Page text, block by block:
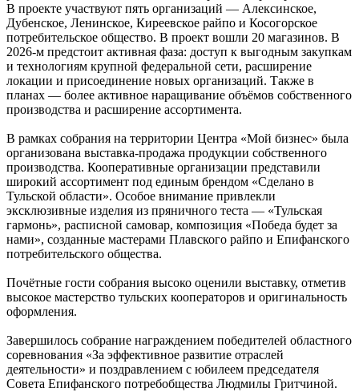
В проекте участвуют пять организаций — Алексинское,
Дубенское, Ленинское, Киреевское райпо и Косогорское
потребительское общество. В проект вошли 20 магазинов. В
2026-м предстоит активная фаза: доступ к выгодным закупкам
и технологиям крупной федеральной сети, расширение
локации и присоединение новых организаций. Также в
планах — более активное наращивание объёмов собственного
производства и расширение ассортимента.
В рамках собрания на территории Центра «Мой бизнес» была
организована выставка-продажа продукции собственного
производства. Кооперативные организации представили
широкий ассортимент под единым брендом «Сделано в
Тульской области». Особое внимание привлекли
эксклюзивные изделия из пряничного теста — «Тульская
гармонь», расписной самовар, композиция «Победа будет за
нами», созданные мастерами Плавского райпо и Епифанского
потребительского общества.
Почётные гости собрания высоко оценили выставку, отметив
высокое мастерство тульских кооператоров и оригинальность
оформления.
Завершилось собрание награждением победителей областного
соревнования «За эффективное развитие отраслей
деятельности» и поздравлением с юбилеем председателя
Совета Епифанского потребобщества Людмилы Гритчиной.